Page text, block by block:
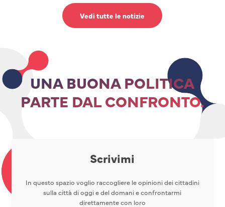
Vedi tutte le notizie
UNA BUONA POLITICA
PARTE DAL CONFRONTO.
Scrivimi
In questo spazio voglio raccogliere le opinioni dei cittadini
sulla città di oggi e del domani e confrontarmi
direttamente con loro